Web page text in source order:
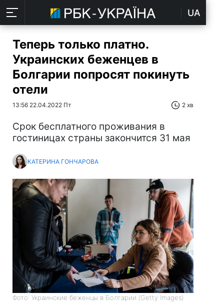
UA
Теперь только платно.
Украинских беженцев в
Болгарии попросят покинуть
отели
13:56 22.04.2022 Пт 2 хв
Срок бесплатного проживания в
гостиницах страны закончится 31 мая
КАТЕРИНА ГОНЧАРОВА
Фото: Украинские беженцы в Болгарии (Getty Images)